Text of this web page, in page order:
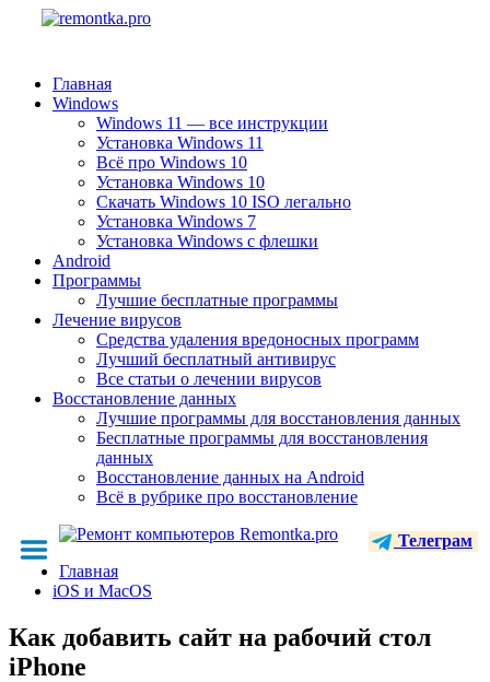
Главная
Windows
Windows 11 — все инструкции
Установка Windows 11
Всё про Windows 10
Установка Windows 10
Скачать Windows 10 ISO легально
Установка Windows 7
Установка Windows с флешки
Android
Программы
Лучшие бесплатные программы
Лечение вирусов
Средства удаления вредоносных программ
Лучший бесплатный антивирус
Все статьи о лечении вирусов
Восстановление данных
Лучшие программы для восстановления данных
Бесплатные программы для восстановления
данных
Восстановление данных на Android
Всё в рубрике про восстановление
Телеграм
Главная
iOS и MacOS
Как добавить сайт на рабочий стол
iPhone